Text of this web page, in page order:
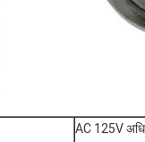
AC 125V